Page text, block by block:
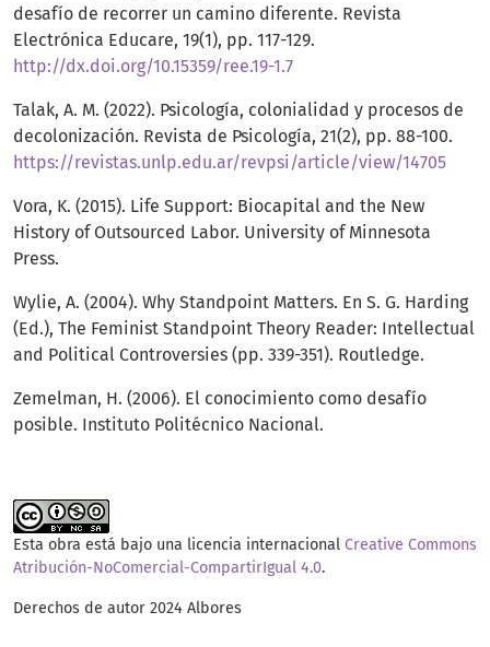
desafío de recorrer un camino diferente. Revista
Electrónica Educare, 19(1), pp. 117-129.
http://dx.doi.org/10.15359/ree.19-1.7
Talak, A. M. (2022). Psicología, colonialidad y procesos de
decolonización. Revista de Psicología, 21(2), pp. 88-100.
https://revistas.unlp.edu.ar/revpsi/article/view/14705
Vora, K. (2015). Life Support: Biocapital and the New
History of Outsourced Labor. University of Minnesota
Press.
Wylie, A. (2004). Why Standpoint Matters. En S. G. Harding
(Ed.), The Feminist Standpoint Theory Reader: Intellectual
and Political Controversies (pp. 339-351). Routledge.
Zemelman, H. (2006). El conocimiento como desafío
posible. Instituto Politécnico Nacional.
Esta obra está bajo una licencia internacional Creative Commons
Atribución-NoComercial-CompartirIgual 4.0.
Derechos de autor 2024 Albores